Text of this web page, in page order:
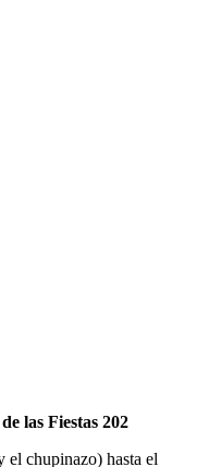
las Fiestas 202
el chupinazo) hasta el